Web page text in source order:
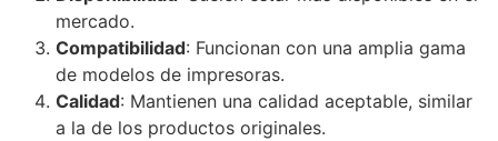
mercado.
Compatibilidad: Funcionan con una amplia gama
de modelos de impresoras.
Calidad: Mantienen una calidad aceptable, similar
a la de los productos originales.